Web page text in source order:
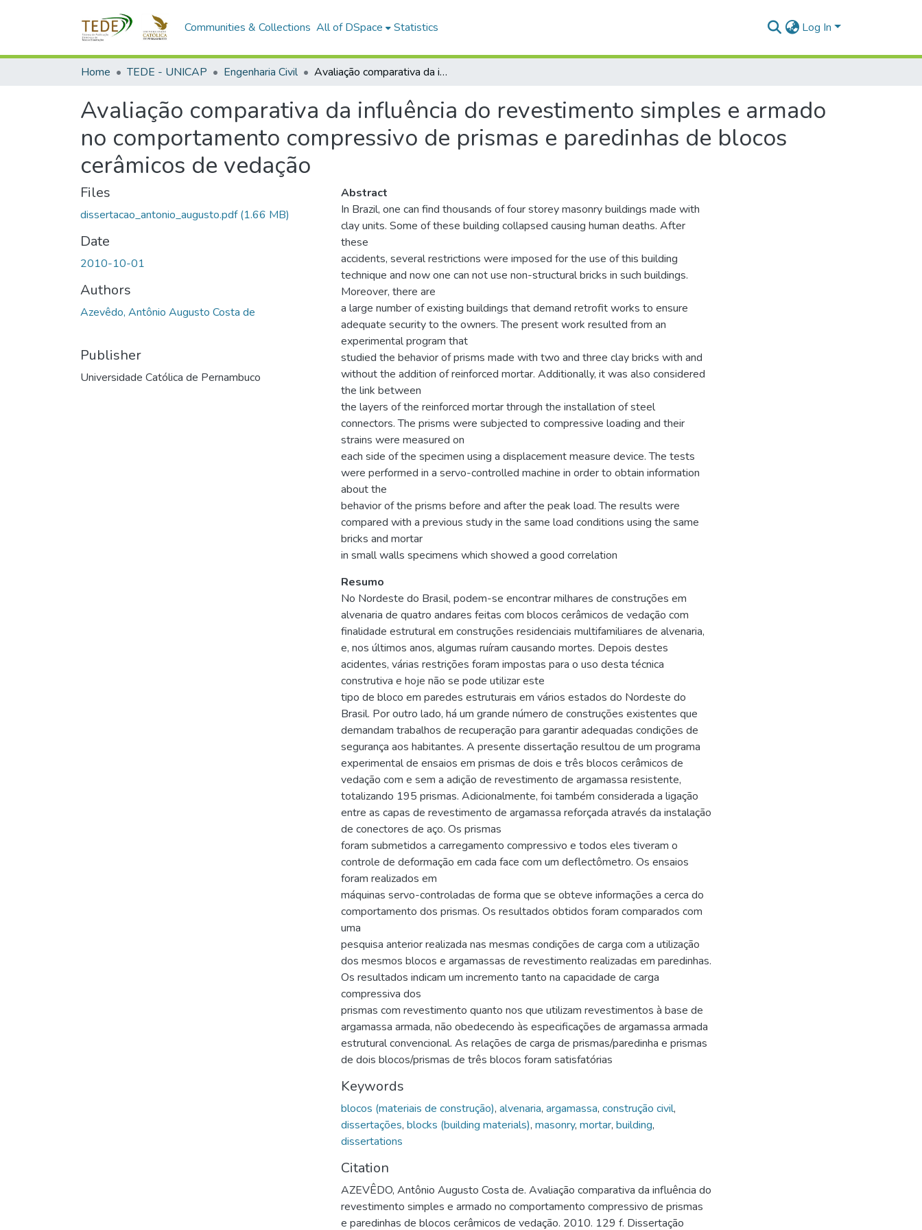
Communities & Collections All of DSpace Statistics Log In
Home TEDE - UNICAP Engenharia Civil Avaliação comparativa da influência do revestimento simples e armado no comportamento compressivo de prismas e paredinhas de blocos cerâmicos de vedação
Avaliação comparativa da influência do revestimento simples e armado
no comportamento compressivo de prismas e paredinhas de blocos
cerâmicos de vedação
Files
dissertacao_antonio_augusto.pdf(1.66 MB)
Date
2010-10-01
Authors
Azevêdo, Antônio Augusto Costa de
Publisher
Universidade Católica de Pernambuco
Abstract
In Brazil, one can find thousands of four storey masonry buildings made with
clay units. Some of these building collapsed causing human deaths. After
these
accidents, several restrictions were imposed for the use of this building
technique and now one can not use non-structural bricks in such buildings.
Moreover, there are
a large number of existing buildings that demand retrofit works to ensure
adequate security to the owners. The present work resulted from an
experimental program that
studied the behavior of prisms made with two and three clay bricks with and
without the addition of reinforced mortar. Additionally, it was also considered
the link between
the layers of the reinforced mortar through the installation of steel
connectors. The prisms were subjected to compressive loading and their
strains were measured on
each side of the specimen using a displacement measure device. The tests
were performed in a servo-controlled machine in order to obtain information
about the
behavior of the prisms before and after the peak load. The results were
compared with a previous study in the same load conditions using the same
bricks and mortar
in small walls specimens which showed a good correlation
Resumo
No Nordeste do Brasil, podem-se encontrar milhares de construções em
alvenaria de quatro andares feitas com blocos cerâmicos de vedação com
finalidade estrutural em construções residenciais multifamiliares de alvenaria,
e, nos últimos anos, algumas ruíram causando mortes. Depois destes
acidentes, várias restrições foram impostas para o uso desta técnica
construtiva e hoje não se pode utilizar este
tipo de bloco em paredes estruturais em vários estados do Nordeste do
Brasil. Por outro lado, há um grande número de construções existentes que
demandam trabalhos de recuperação para garantir adequadas condições de
segurança aos habitantes. A presente dissertação resultou de um programa
experimental de ensaios em prismas de dois e três blocos cerâmicos de
vedação com e sem a adição de revestimento de argamassa resistente,
totalizando 195 prismas. Adicionalmente, foi também considerada a ligação
entre as capas de revestimento de argamassa reforçada através da instalação
de conectores de aço. Os prismas
foram submetidos a carregamento compressivo e todos eles tiveram o
controle de deformação em cada face com um deflectômetro. Os ensaios
foram realizados em
máquinas servo-controladas de forma que se obteve informações a cerca do
comportamento dos prismas. Os resultados obtidos foram comparados com
uma
pesquisa anterior realizada nas mesmas condições de carga com a utilização
dos mesmos blocos e argamassas de revestimento realizadas em paredinhas.
Os resultados indicam um incremento tanto na capacidade de carga
compressiva dos
prismas com revestimento quanto nos que utilizam revestimentos à base de
argamassa armada, não obedecendo às especificações de argamassa armada
estrutural convencional. As relações de carga de prismas/paredinha e prismas
de dois blocos/prismas de três blocos foram satisfatórias
Keywords
blocos (materiais de construção), alvenaria, argamassa, construção civil,
dissertações, blocks (building materials), masonry, mortar, building,
dissertations
Citation
AZEVÊDO, Antônio Augusto Costa de. Avaliação comparativa da influência do
revestimento simples e armado no comportamento compressivo de prismas
e paredinhas de blocos cerâmicos de vedação. 2010. 129 f. Dissertação